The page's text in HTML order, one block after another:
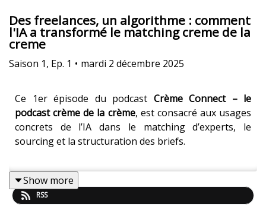
Des freelances, un algorithme : comment
l'IA a transformé le matching creme de la
creme
Saison 1, Ep. 1 • mardi 2 décembre 2025
Ce 1er épisode du podcast Crème Connect – le
podcast crème de la crème, est consacré aux usages
concrets de l’IA dans le matching d’experts, le
sourcing et la structuration des briefs.
Pierre Rognion, Head of AI chez creme de la creme,
raconte comment l’IA transforme concrètement le
Show more
RSS